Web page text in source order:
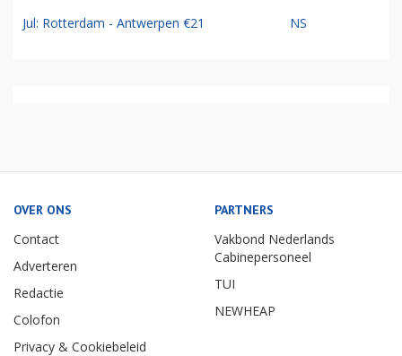
Jul: Rotterdam - Antwerpen €21 NS
OVER ONS
Contact
Adverteren
Redactie
Colofon
Privacy & Cookiebeleid
PARTNERS
Vakbond Nederlands
Cabinepersoneel
TUI
NEWHEAP